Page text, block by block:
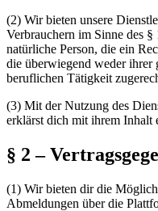
(2) Wir bieten unsere
Verbrauchern im Sinne des
natürliche Person, die ein
die überwiegend weder ihrer
beruflichen Tätigkeit
(3) Mit der Nutzung des
erklärst dich mit ihrem Inhalt
§ 2 –
(1) Wir bieten dir die
Abmeldungen über die